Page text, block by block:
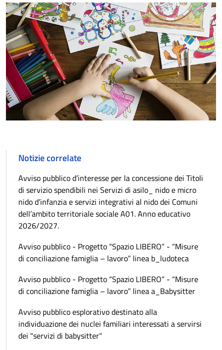
Notizie correlate
Avviso pubblico d’interesse per la concessione dei Titoli
di servizio spendibili nei Servizi di asilo_ nido e micro
nido d’infanzia e servizi integrativi al nido dei Comuni
dell’ambito territoriale sociale A01. Anno educativo
2026/2027.
Avviso pubblico - Progetto “Spazio LIBERO” - “Misure
di conciliazione famiglia – lavoro” linea b_ludoteca
Avviso pubblico - Progetto “Spazio LIBERO” - “Misure
di conciliazione famiglia – lavoro” linea a_Babysitter
Avviso pubblico esplorativo destinato alla
individuazione dei nuclei familiari interessati a servirsi
dei "servizi di babysitter"